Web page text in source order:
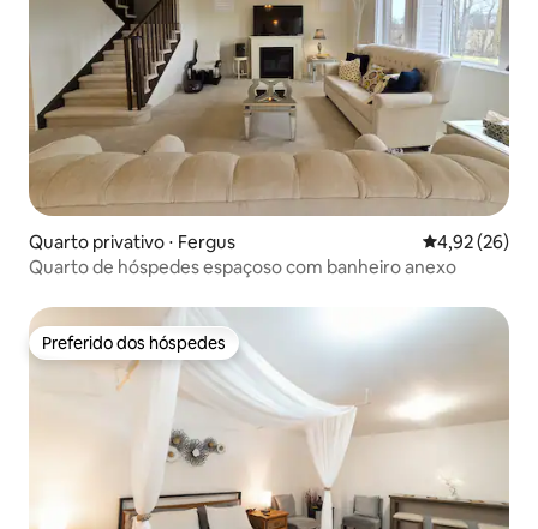
Quarto privativo ⋅ Fergus 4,92 de uma
4,92 (26)
Quarto de hóspedes espaçoso com banheiro anexo
Preferido dos hóspedes
Preferido dos hóspedes